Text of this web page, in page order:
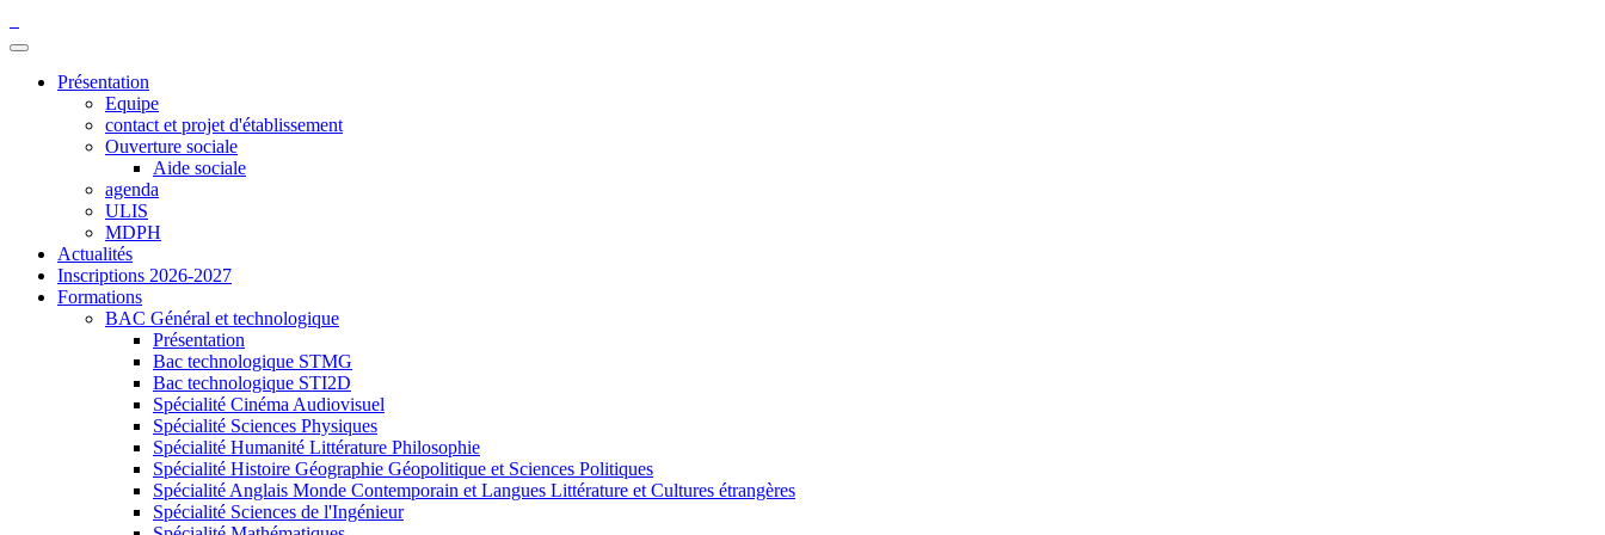
Présentation
Equipe
contact et projet d'établissement
Ouverture sociale
Aide sociale
agenda
ULIS
MDPH
Actualités
Inscriptions 2026-2027
Formations
BAC Général et technologique
Présentation
Bac technologique STMG
Bac technologique STI2D
Spécialité Cinéma Audiovisuel
Spécialité Sciences Physiques
Spécialité Humanité Littérature Philosophie
Spécialité Histoire Géographie Géopolitique et Sciences Politiques
Spécialité Anglais Monde Contemporain et Langues Littérature et Cultures étrangères
Spécialité Sciences de l'Ingénieur